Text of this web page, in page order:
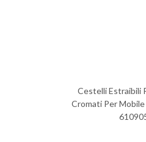
Cestelli Estraibili
Cromati Per Mobile